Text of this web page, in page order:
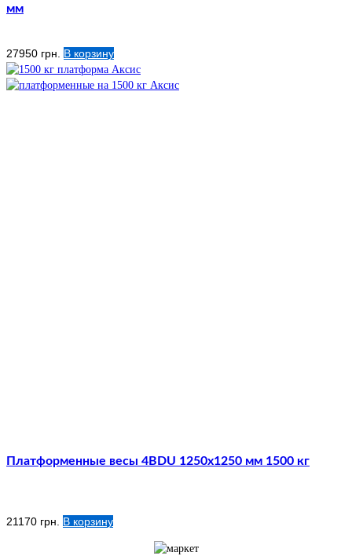
мм
27950 грн. В корзину
Платформенные весы 4BDU 1250х1250 мм 1500 кг
21170 грн. В корзину